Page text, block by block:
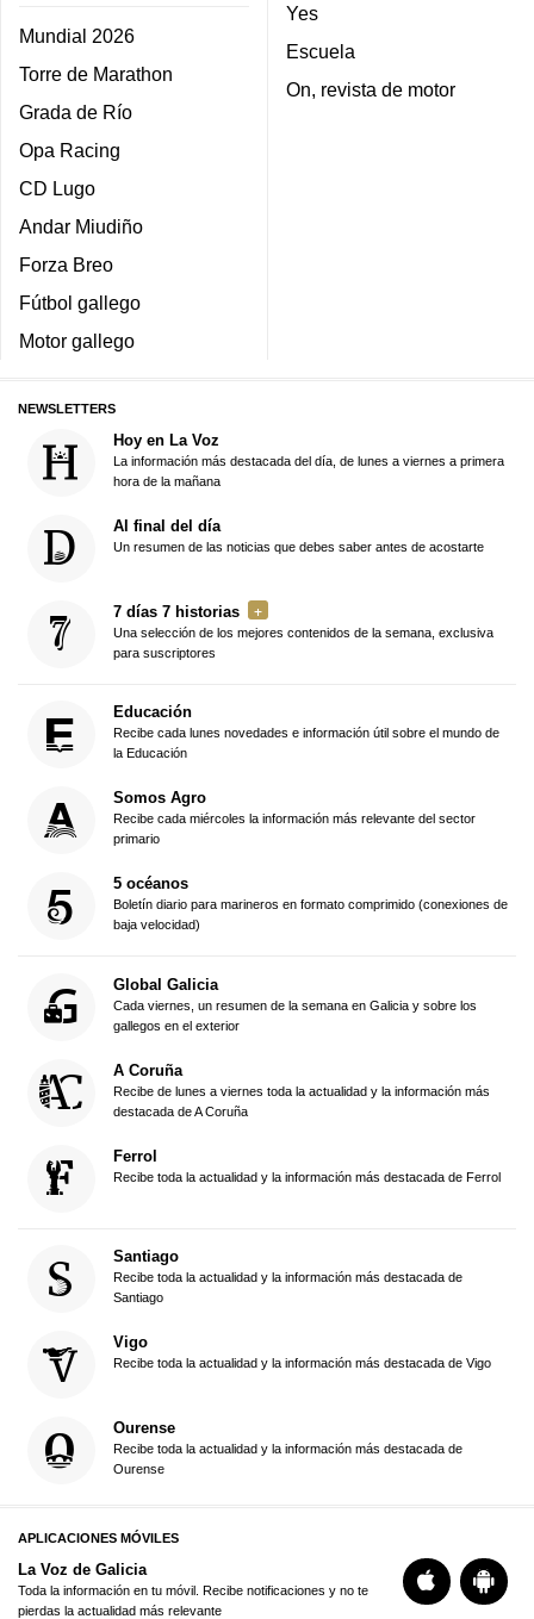
Mundial 2026
Torre de Marathon
Grada de Río
Opa Racing
CD Lugo
Andar Miudiño
Forza Breo
Fútbol gallego
Motor gallego
Yes
Escuela
On, revista de motor
NEWSLETTERS
Hoy en La Voz
La información más destacada del día, de lunes a viernes a primera
hora de la mañana
Al final del día
Un resumen de las noticias que debes saber antes de acostarte
7 días 7 historias
Una selección de los mejores contenidos de la semana, exclusiva
para suscriptores
Educación
Recibe cada lunes novedades e información útil sobre el mundo de
la Educación
Somos Agro
Recibe cada miércoles la información más relevante del sector
primario
5 océanos
Boletín diario para marineros en formato comprimido (conexiones de
baja velocidad)
Global Galicia
Cada viernes, un resumen de la semana en Galicia y sobre los
gallegos en el exterior
A Coruña
Recibe de lunes a viernes toda la actualidad y la información más
destacada de A Coruña
Ferrol
Recibe toda la actualidad y la información más destacada de Ferrol
Santiago
Recibe toda la actualidad y la información más destacada de
Santiago
Vigo
Recibe toda la actualidad y la información más destacada de Vigo
Ourense
Recibe toda la actualidad y la información más destacada de
Ourense
APLICACIONES MÓVILES
La Voz de Galicia
Toda la información en tu móvil. Recibe notificaciones y no te
pierdas la actualidad más relevante